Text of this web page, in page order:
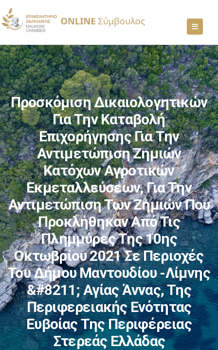
Προσκόμιση Δικαιολογητικών
Για Την Καταβολή
Επιχορήγησης Για Την
Αντιμετώπιση Ζημιών
Κατόχων Αγροτικών
Εκμεταλλεύσεων, Για Την
Αντιμετώπιση Των Ζημιών Που
Προκλήθηκαν Από Τις
Πλημμύρες Της 10ης
Οκτωβρίου 2021 Σε Περιοχές
Του Δήμου Μαντουδίου -Λίμνης
&#8211; Αγίας Άννας, Της
Περιφερειακής Ενότητας
Ευβοίας Της Περιφέρειας
Στερεάς Ελλάδας